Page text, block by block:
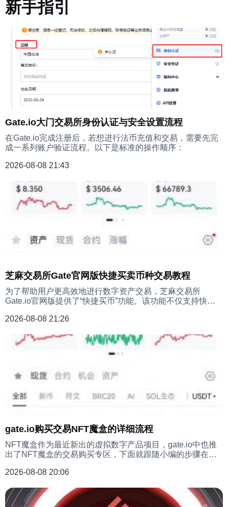
新手指引
Gate.io大门交易所身份认证与安全设置流程
在Gate.io完成注册后，若想进行法币充值和交易，需要先完
成一系列账户验证流程。以下是标准的操作顺序：
2026-08-08 21:43
芝麻交易所Gate官网版快捷买卖币种交易教程
为了帮助用户更高效地进行数字资产交易，芝麻交易所
Gate.io官网版提供了“快捷买币”功能。该功能不仅支持快速
流程。
2026-08-08 21:26
gate.io购买交易NFT魔盒的详细流程
NFT魔盒作为最近新出的虚拟数字产品项目，gate.io中也推
出了NFT魔盒的交易购买专区，下面就跟随小编的步骤在
2026-08-08 20:06